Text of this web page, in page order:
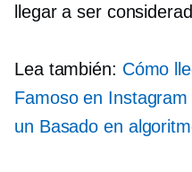
llegar a ser
Lea también: Cómo
Famoso en Instagram
un Basado en